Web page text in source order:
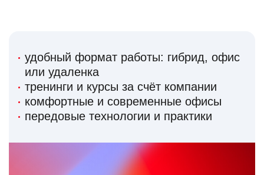
удобный формат работы: гибрид, офис
или удаленка
тренинги и курсы за счёт компании
комфортные и современные офисы
передовые технологии и практики